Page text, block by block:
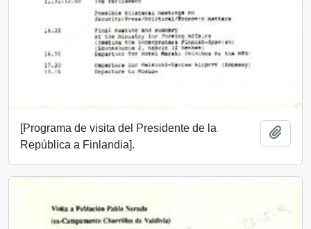
[Programa de visita del Presidente de la
República a Finlandia].